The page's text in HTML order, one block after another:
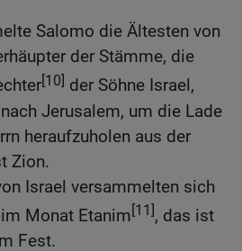
Salomo die Ältesten von
der Stämme, die
[10] der Söhne Israel,
Jerusalem, um die Lade
heraufzuholen aus der
Zion.
Israel versammelten sich
Monat Etanim[11], das ist
Fest.